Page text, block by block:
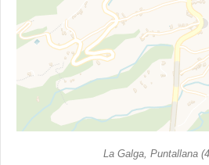
La Galga, Puntallana